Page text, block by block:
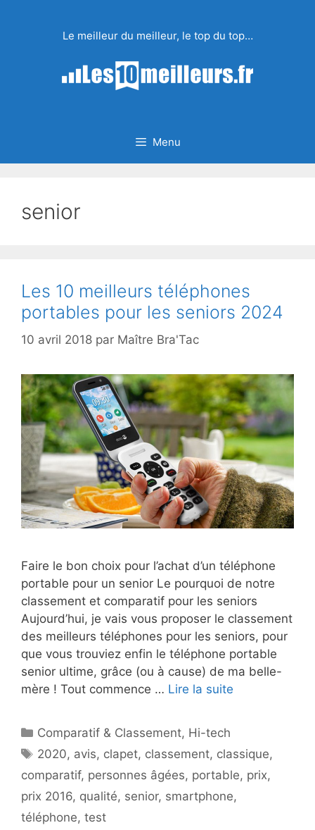
Le meilleur du meilleur, le top du top…
Menu
senior
Les 10 meilleurs téléphones
portables pour les seniors 2024
10 avril 2018 par Maître Bra'Tac
Faire le bon choix pour l’achat d’un téléphone
portable pour un senior Le pourquoi de notre
classement et comparatif pour les seniors
Aujourd’hui, je vais vous proposer le classement
des meilleurs téléphones pour les seniors, pour
que vous trouviez enfin le téléphone portable
senior ultime, grâce (ou à cause) de ma belle-
mère ! Tout commence … Lire la suite
Catégories
Comparatif & Classement, Hi-tech
Étiquettes
2020, avis, clapet, classement, classique,
comparatif, personnes âgées, portable, prix,
prix 2016, qualité, senior, smartphone,
téléphone, test